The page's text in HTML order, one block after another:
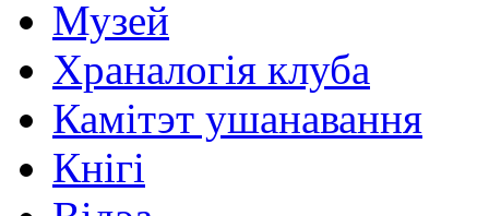
Музей
Храналогія клуба
Камітэт ушанавання
Кнігі